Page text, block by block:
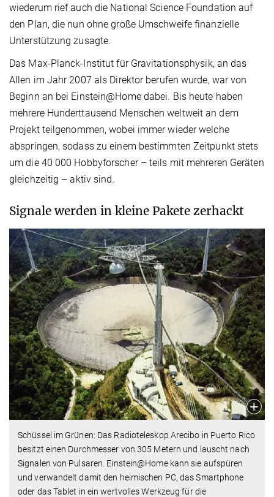
wiederum rief auch die National Science Foundation auf
den Plan, die nun ohne große Umschweife finanzielle
Unterstützung zusagte.
Das Max-Planck-Institut für Gravitationsphysik, an das
Allen im Jahr 2007 als Direktor berufen wurde, war von
Beginn an bei Einstein@Home dabei. Bis heute haben
mehrere Hunderttausend Menschen weltweit an dem
Projekt teilgenommen, wobei immer wieder welche
abspringen, sodass zu einem bestimmten Zeitpunkt stets
um die 40 000 Hobbyforscher – teils mit mehreren Geräten
gleichzeitig – aktiv sind.
Signale werden in kleine Pakete zerhackt
Schüssel im Grünen: Das Radioteleskop Arecibo in Puerto Rico
besitzt einen Durchmesser von 305 Metern und lauscht nach
Signalen von Pulsaren. Einstein@Home kann sie aufspüren
und verwandelt damit den heimischen PC, das Smartphone
oder das Tablet in ein wertvolles Werkzeug für die